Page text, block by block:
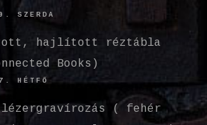
SZERDA
hajlított réztábla
Books)
HÉTFŐ
lézergravírozás ( fehér